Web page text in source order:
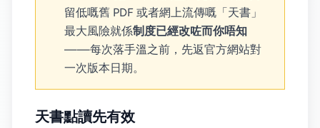
留低嘅舊 PDF 或者網上流傳嘅「天書」
最大風險就係制度已經改咗而你唔知
——每次落手溫之前，先返官方網站對
一次版本日期。
天書點讀先有效